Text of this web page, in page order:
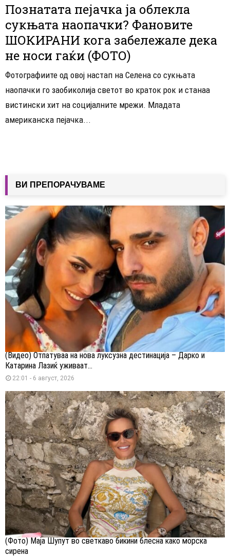
Познатата пејачка ја облекла
сукњата наопачки? Фановите
ШОКИРАНИ кога забележале дека
не носи гаќи (ФОТО)
Фотографиите од овој настап на Селена со сукњата
наопачки го заобиколија светот во краток рок и станаа
вистински хит на социјалните мрежи. Младата
американска пејачка...
ВИ ПРЕПОРАЧУВАМЕ
(Видео) Отпатуваа на нова луксузна дестинација – Дарко и
Катарина Лазиќ уживаат...
22:01 - 6 август, 2026
(Фото) Маја Шупут во светкаво бикини блесна како морска
сирена